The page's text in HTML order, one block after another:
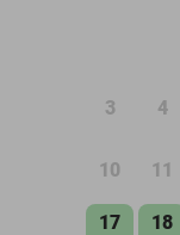
3 4
10 11
17 18